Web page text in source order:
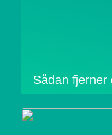
Sådan fjerner